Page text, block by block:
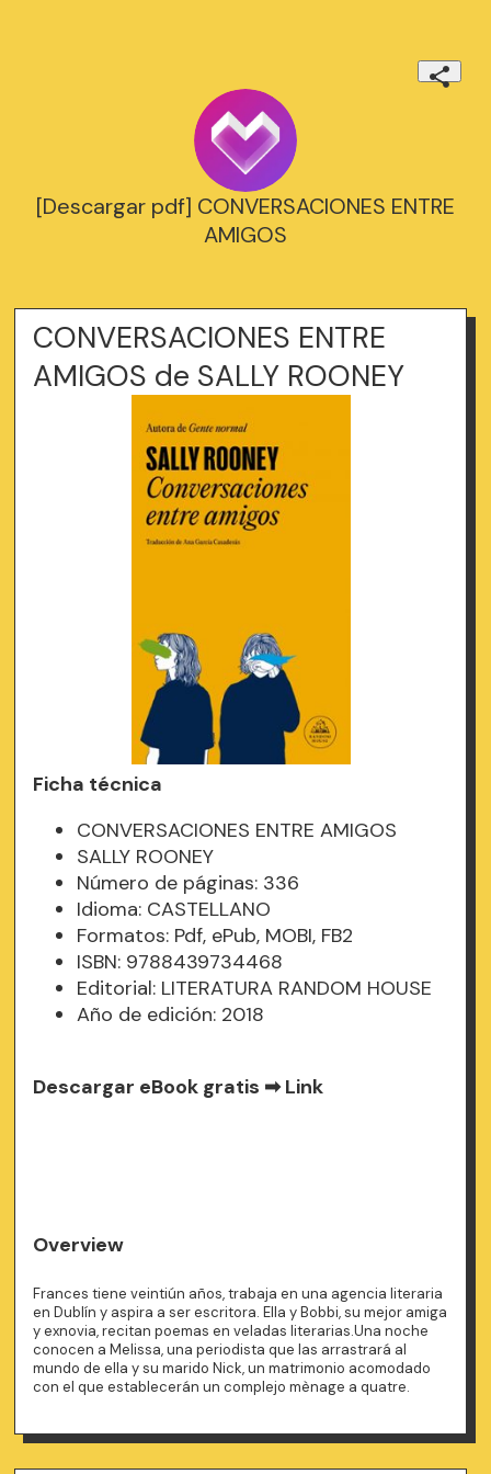
[Descargar pdf] CONVERSACIONES ENTRE
AMIGOS
CONVERSACIONES ENTRE
AMIGOS de SALLY ROONEY
Ficha técnica
CONVERSACIONES ENTRE AMIGOS
SALLY ROONEY
Número de páginas: 336
Idioma: CASTELLANO
Formatos: Pdf, ePub, MOBI, FB2
ISBN: 9788439734468
Editorial: LITERATURA RANDOM HOUSE
Año de edición: 2018
Descargar eBook gratis ➡Link
Overview
Frances tiene veintiún años, trabaja en una agencia literaria
en Dublín y aspira a ser escritora. Ella y Bobbi, su mejor amiga
y exnovia, recitan poemas en veladas literarias.Una noche
conocen a Melissa, una periodista que las arrastrará al
mundo de ella y su marido Nick, un matrimonio acomodado
con el que establecerán un complejo mènage a quatre.